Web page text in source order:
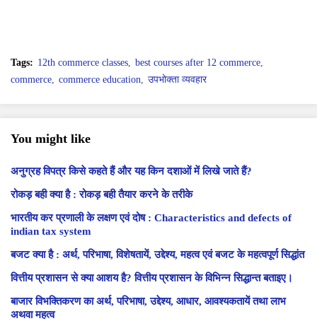
Tags: 12th commerce classes
best courses after 12 commerce
commerce
commerce education उपभोक्ता व्यवहार
You might like
अनुग्रह विपत्र किसे कहते हैं और यह किन दशाओं में लिखे जाते हैं?
रोकड़ बही क्या है : रोकड़ बही तैयार करने के तरीके
भारतीय कर प्रणाली के लक्षण एवं दोष : Characteristics and defects of
indian tax system
बजट क्या है : अर्थ, परिभाषा, विशेषतायें, उद्देश्य, महत्व एवं बजट के महत्वपूर्ण सिद्धांत
वित्तीय प्रशासन से क्या आशय है? वित्तीय प्रशासन के विभिन्न सिद्धान्त बताइए।
बाजार विभक्तिकरण का अर्थ, परिभाषा, उद्देश्य, आधार, आवश्यकतायें तथा लाभ
अथवा महत्व